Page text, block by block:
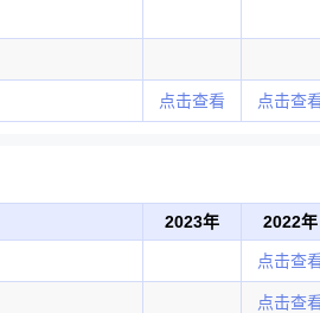
点击查看 点击查
2023年 2022年
点击查
点击查